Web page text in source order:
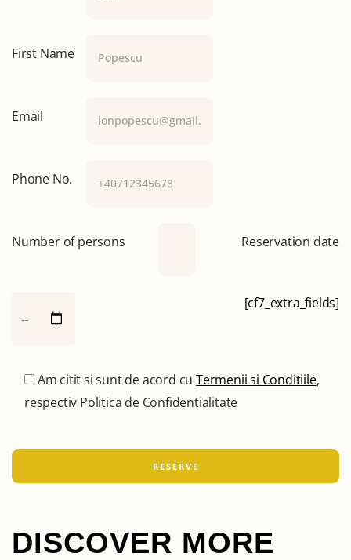
First Name
Email
Phone No.
Number of persons Reservation date
[cf7_extra_fields]
Am citit si sunt de acord cuTermenii si Conditiile,
respectiv Politica de Confidentialitate
DISCOVER MORE